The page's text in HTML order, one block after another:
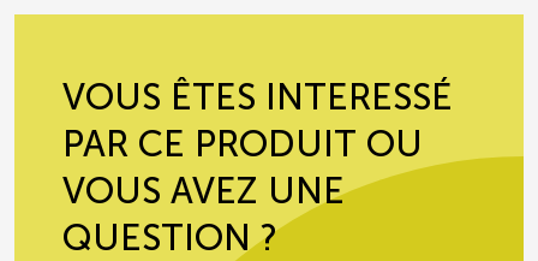
de crème, d’huile d’olive vierge extra,
de sel, de basilic, de thym, d’huile de
colza, et des épices. Et surtout régalez-
vous !!
VOUS ÊTES INTERESSÉ
PAR CE PRODUIT OU
VOUS AVEZ UNE
QUESTION ?